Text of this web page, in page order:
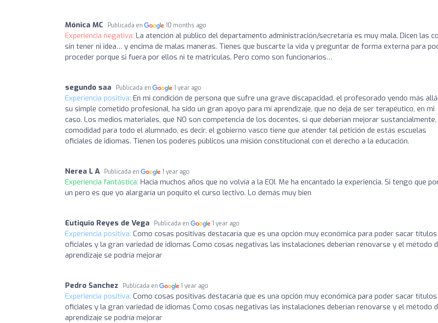
Mónica MC Publicada en 10 months ago
Experiencia negativa: La atención al público del departamento administración/secretaría es muy mala. Dicen las
sin tener ni idea… y encima de malas maneras. Tienes que buscarte la vida y preguntar de forma externa para
proceder porque si fuera por ellos ni te matriculas. Pero como son funcionarios…
segundo saa Publicada en 1 year ago
Experiencia positiva: En mi condición de persona que sufre una grave discapacidad, el profesorado yendo más
su simple cometido profesional, ha sido un gran apoyo para mí aprendizaje, que no deja de ser terapéutico, en mi
caso. Los medios materiales, que NO son competencia de los docentes, si que deberían mejorar sustancialmente,
comodidad para todo el alumnado, es decir, el gobierno vasco tiene que atender tal petición de estás escuelas
oficiales de idiomas. Tienen los poderes públicos una misión constitucional con el derecho a la educación.
Nerea L A Publicada en 1 year ago
Experiencia fantástica: Hacia muchos años que no volvía a la EOI. Me ha encantado la experiencia. Si tengo que
un pero es que yo alargaría un poquito el curso lectivo. Lo demás muy bien
Eutiquio Reyes de Vega Publicada en 1 year ago
Experiencia positiva: Como cosas positivas destacaría que es una opción muy económica para poder sacar títulos
oficiales y la gran variedad de idiomas Como cosas negativas las instalaciones deberían renovarse y el método
aprendizaje se podría mejorar
Pedro Sanchez Publicada en 1 year ago
Experiencia positiva: Como cosas positivas destacaría que es una opción muy económica para poder sacar títulos
oficiales y la gran variedad de idiomas Como cosas negativas las instalaciones deberían renovarse y el método
aprendizaje se podría mejorar